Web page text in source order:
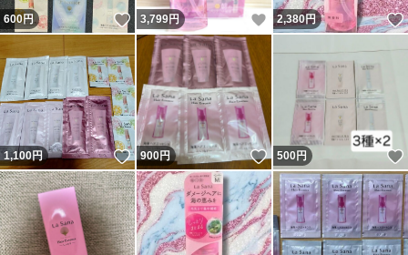
600円 いいね！
3,799円 いいね！
2,380円
1,100円 いいね！
900円 いいね！
500円